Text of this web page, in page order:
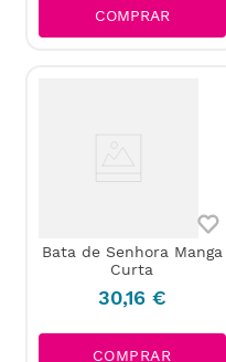
COMPRAR
Bata de Senhora Manga
Curta
30,16 €
COMPRAR